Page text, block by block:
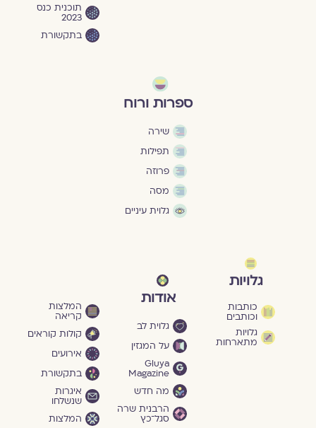
תוכנית כנס
2023
בתקשורת
ספרות ורוח
שירה
תפילות
פרוזה
מסה
גלוית עיניים
גלויות
כותבות
וכותבים
גלויות
מתארחות
אודות
גלוית לב
על המגזין
Gluya
Magazine
מה חדש
הרבנית שרה
סגל־כץ
המלצות
קריאה
קולות קוראים
אירועים
בתקשורת
איגרות
שנשלחו
המלצות